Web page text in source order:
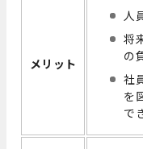
メリット
人
将
の
社
を
で